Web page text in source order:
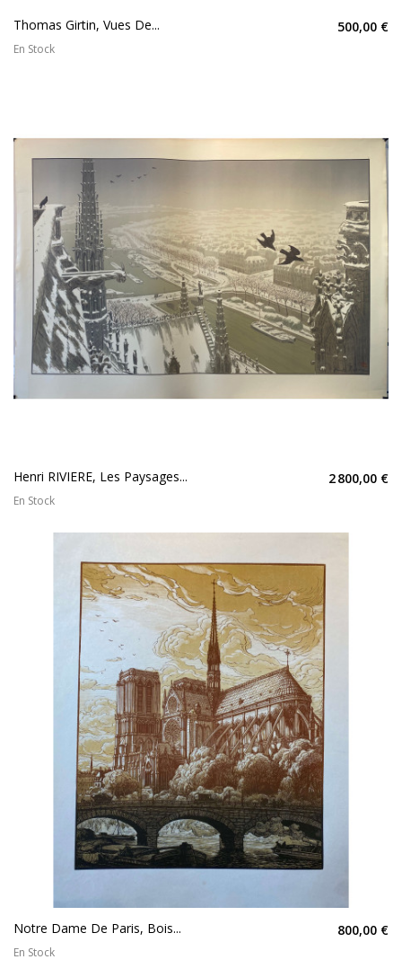
Thomas Girtin, Vues De... 500,00 €
En Stock
Henri RIVIERE, Les Paysages... 2 800,00 €
En Stock
Notre Dame De Paris, Bois... 800,00 €
En Stock